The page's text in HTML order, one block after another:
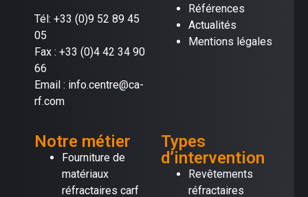
Tél: +33 (0)9 52 89 45
05
Fax : +33 (0)4 42 34 90
66
Email : info.centre@ca-
rf.com
Références
Actualités
Mentions légales
Notre métier
Fourniture de
matériaux
réfractaires carf
Types
d’intervention
Revêtements
réfractaires